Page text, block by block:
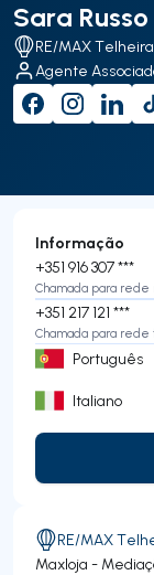
Sara
RE/MAX
Agente
Informação
+351 916 307 ***
Chamada para rede
+351 217 121 ***
Chamada para rede
Português
Italiano
RE/MAX
Maxloja -